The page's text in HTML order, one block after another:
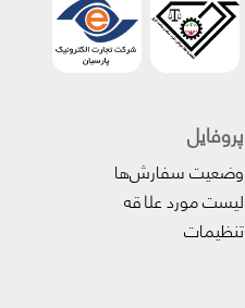
پروفایل‌
وضعیت سفارش‌ها
لیست مورد علاقه
تنظیمات